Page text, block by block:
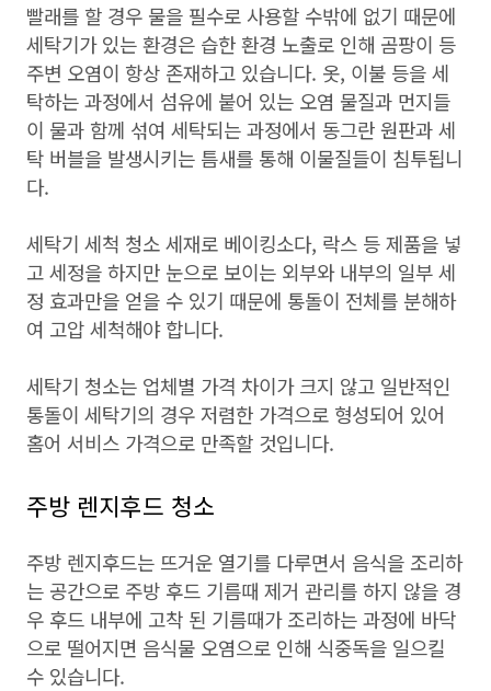
빨래를 할 경우 물을 필수로 사용할 수밖에 없기 때문에
세탁기가 있는 환경은 습한 환경 노출로 인해 곰팡이 등
주변 오염이 항상 존재하고 있습니다. 옷, 이불 등을 세
탁하는 과정에서 섬유에 붙어 있는 오염 물질과 먼지들
이 물과 함께 섞여 세탁되는 과정에서 동그란 원판과 세
탁 버블을 발생시키는 틈새를 통해 이물질들이 침투됩니
다.
세탁기 세척 청소 세재로 베이킹소다, 락스 등 제품을 넣
고 세정을 하지만 눈으로 보이는 외부와 내부의 일부 세
정 효과만을 얻을 수 있기 때문에 통돌이 전체를 분해하
여 고압 세척해야 합니다.
세탁기 청소는 업체별 가격 차이가 크지 않고 일반적인
통돌이 세탁기의 경우 저렴한 가격으로 형성되어 있어
홈어 서비스 가격으로 만족할 것입니다.
주방 렌지후드 청소
주방 렌지후드는 뜨거운 열기를 다루면서 음식을 조리하
는 공간으로 주방 후드 기름때 제거 관리를 하지 않을 경
우 후드 내부에 고착 된 기름때가 조리하는 과정에 바닥
으로 떨어지면 음식물 오염으로 인해 식중독을 일으킬
수 있습니다.